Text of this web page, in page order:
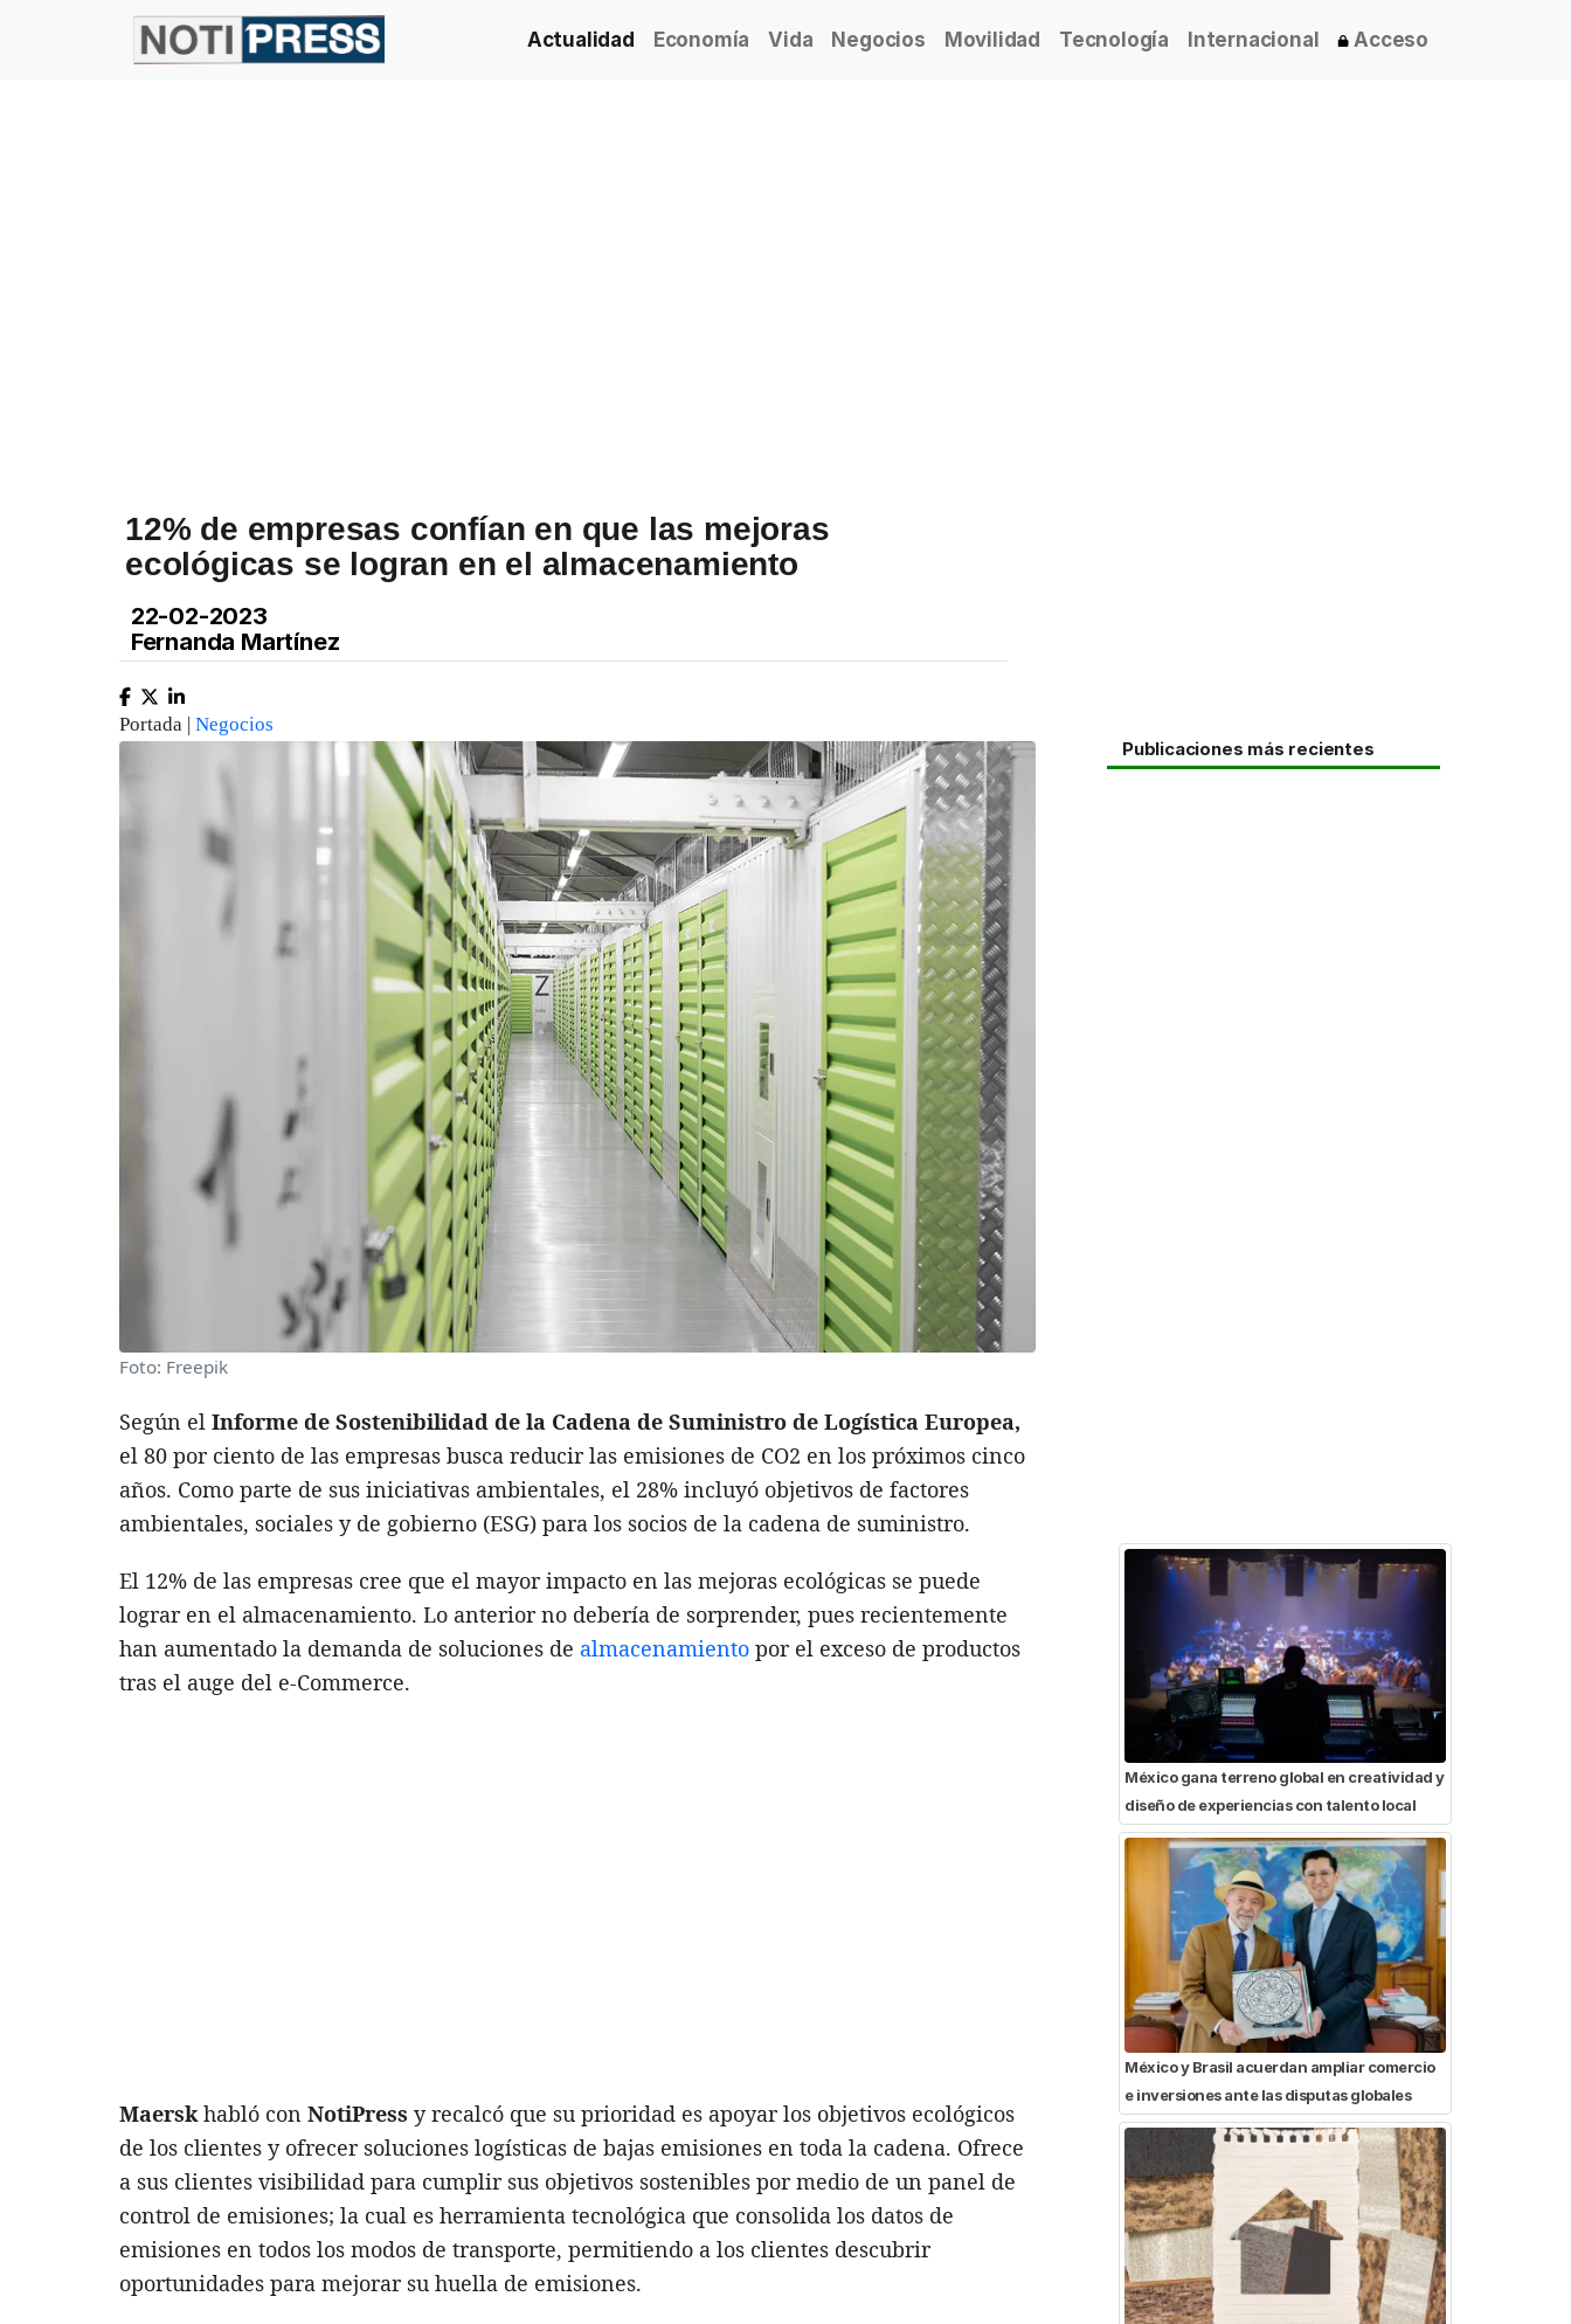
Actualidad Economía Vida Negocios Movilidad Tecnología Internacional Acceso
12% de empresas confían en que las mejoras
ecológicas se logran en el almacenamiento
22-02-2023
Fernanda Martínez
Portada | Negocios
Foto: Freepik
Según el Informe de Sostenibilidad de la Cadena de Suministro de Logística Europea,
el 80 por ciento de las empresas busca reducir las emisiones de CO2 en los próximos cinco
años. Como parte de sus iniciativas ambientales, el 28% incluyó objetivos de factores
ambientales, sociales y de gobierno (ESG) para los socios de la cadena de suministro.
El 12% de las empresas cree que el mayor impacto en las mejoras ecológicas se puede
lograr en el almacenamiento. Lo anterior no debería de sorprender, pues recientemente
han aumentado la demanda de soluciones de almacenamiento por el exceso de productos
tras el auge del e-Commerce.
Maersk habló con NotiPress y recalcó que su prioridad es apoyar los objetivos ecológicos
de los clientes y ofrecer soluciones logísticas de bajas emisiones en toda la cadena. Ofrece
a sus clientes visibilidad para cumplir sus objetivos sostenibles por medio de un panel de
control de emisiones; la cual es herramienta tecnológica que consolida los datos de
emisiones en todos los modos de transporte, permitiendo a los clientes descubrir
oportunidades para mejorar su huella de emisiones.
Publicaciones más recientes
México gana terreno global en creatividad y
diseño de experiencias con talento local
México y Brasil acuerdan ampliar comercio
e inversiones ante las disputas globales